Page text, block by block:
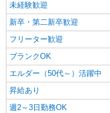
未経験歓迎
新卒・第二新卒歓迎
フリーター歓迎
ブランクOK
エルダー（50代～）活躍中
昇給あり
週2～3日勤務OK